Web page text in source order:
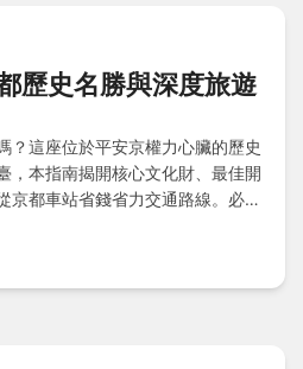
歷史名勝與深度旅遊
？這座位於平安京權力心臟的歷史
，本指南揭開核心文化財、最佳開
京都車站省錢省力交通路線。必訪
Hotel Anteroom與在地美食鍵善